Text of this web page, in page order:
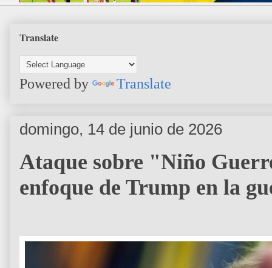
Translate
Powered by Translate
domingo, 14 de junio de 2026
Ataque sobre "Niño
enfoque de Trump en la